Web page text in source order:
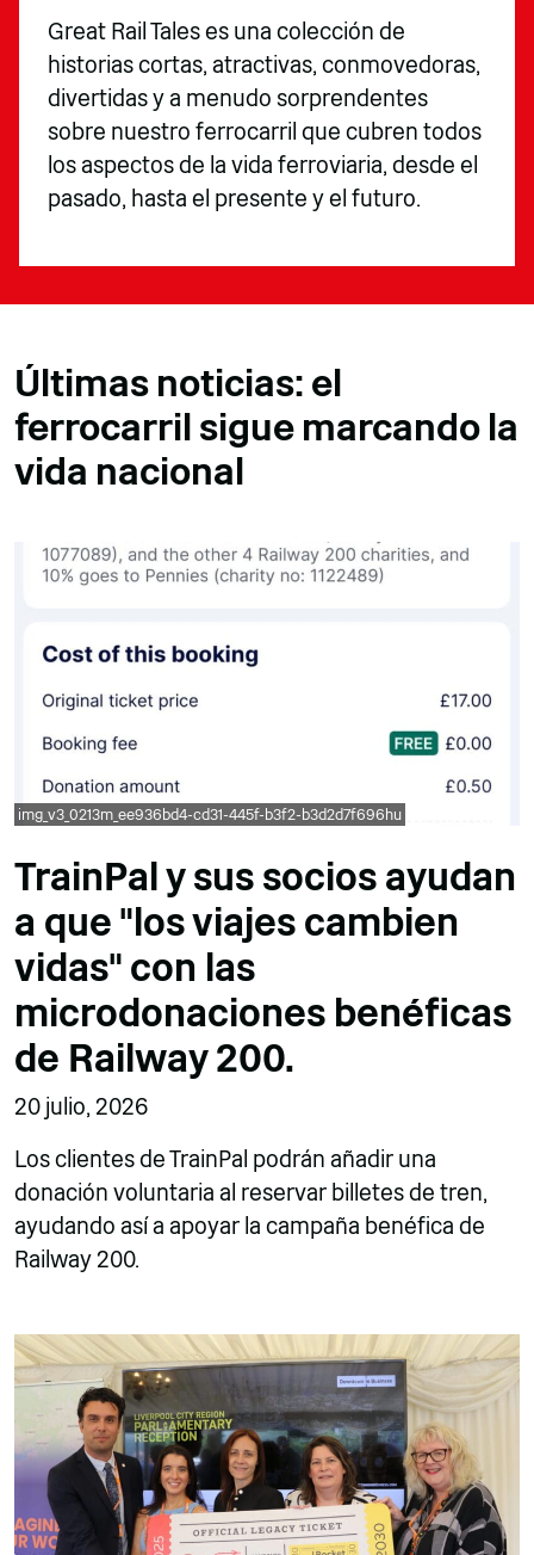
Great Rail Tales es una colección de
historias cortas, atractivas, conmovedoras,
divertidas y a menudo sorprendentes
sobre nuestro ferrocarril que cubren todos
los aspectos de la vida ferroviaria, desde el
pasado, hasta el presente y el futuro.
Últimas noticias: el
ferrocarril sigue marcando la
vida nacional
img_v3_0213m_ee936bd4-cd31-445f-b3f2-b3d2d7f696hu
TrainPal y sus socios ayudan
a que "los viajes cambien
vidas" con las
microdonaciones benéficas
de Railway 200.
20 julio, 2026
Los clientes de TrainPal podrán añadir una
donación voluntaria al reservar billetes de tren,
ayudando así a apoyar la campaña benéfica de
Railway 200.